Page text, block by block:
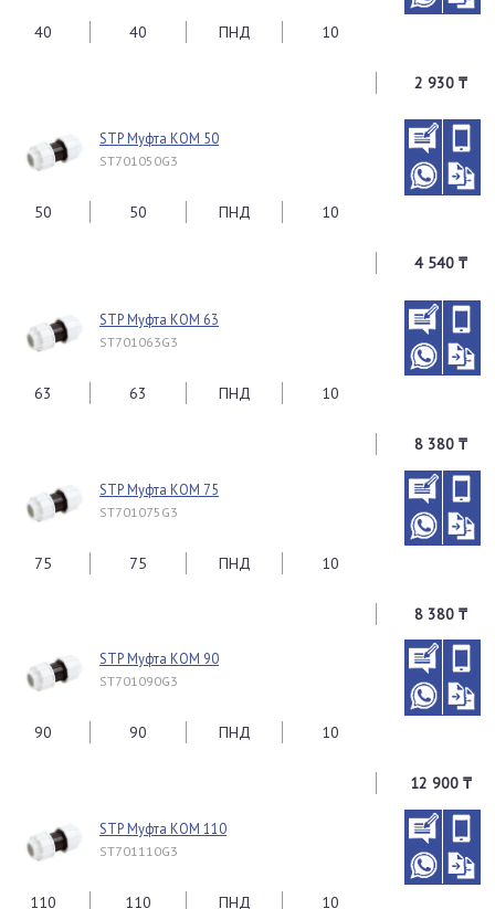
40 40 ПНД 10
2 930 ₸
STP Муфта КОМ 50
ST701050G3
50 50 ПНД 10
4 540 ₸
STP Муфта КОМ 63
ST701063G3
63 63 ПНД 10
8 380 ₸
STP Муфта КОМ 75
ST701075G3
75 75 ПНД 10
8 380 ₸
STP Муфта КОМ 90
ST701090G3
90 90 ПНД 10
12 900 ₸
STP Муфта КОМ 110
ST701110G3
110 110 ПНД 10